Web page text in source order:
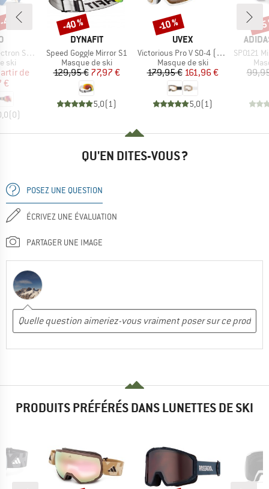
15%)
ski
réduit
de
€
(0)
%
MARQUE
DYNAFIT
Article
Speed Goggle Mirror S1
Product group
Masque de ski
Prix
129,95 €Prix réduit
77,97 €
5,0(1)
Remise
-40 %
MARQUE
UVEX
Article
Victorious Pro V S0-4 (VLT 7-81%)
Product group
Masque de ski
Prix
179,95 €Prix réduit
161,96 €
5,0(1)
Remise
-10 %
Article
SP0121
-
QU'EN DITES-VOUS ?
POSEZ UNE QUESTION
ÉCRIVEZ UNE ÉVALUATION
PARTAGER UNE IMAGE
PRODUITS PRÉFÉRÉS DANS LUNETTES DE SKI